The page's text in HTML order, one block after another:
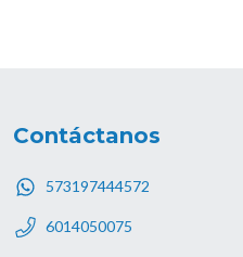
Contáctanos
573197444572
6014050075